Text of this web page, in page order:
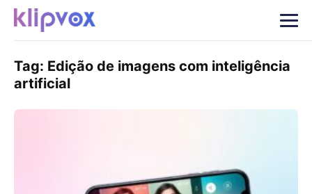
Tag: Edição de imagens com inteligência
artificial